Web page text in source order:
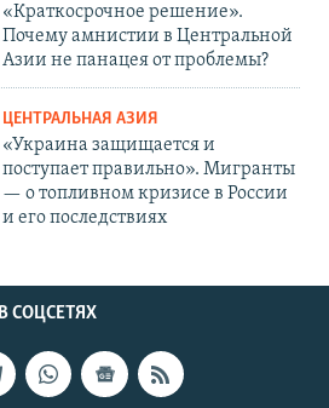
«Краткосрочное решение».
Почему амнистии в Центральной
Азии не панацея от проблемы?
ЦЕНТРАЛЬНАЯ АЗИЯ
«Украина защищается и
поступает правильно». Мигранты
— о топливном кризисе в России
и его последствиях
СОЦСЕТЯХ